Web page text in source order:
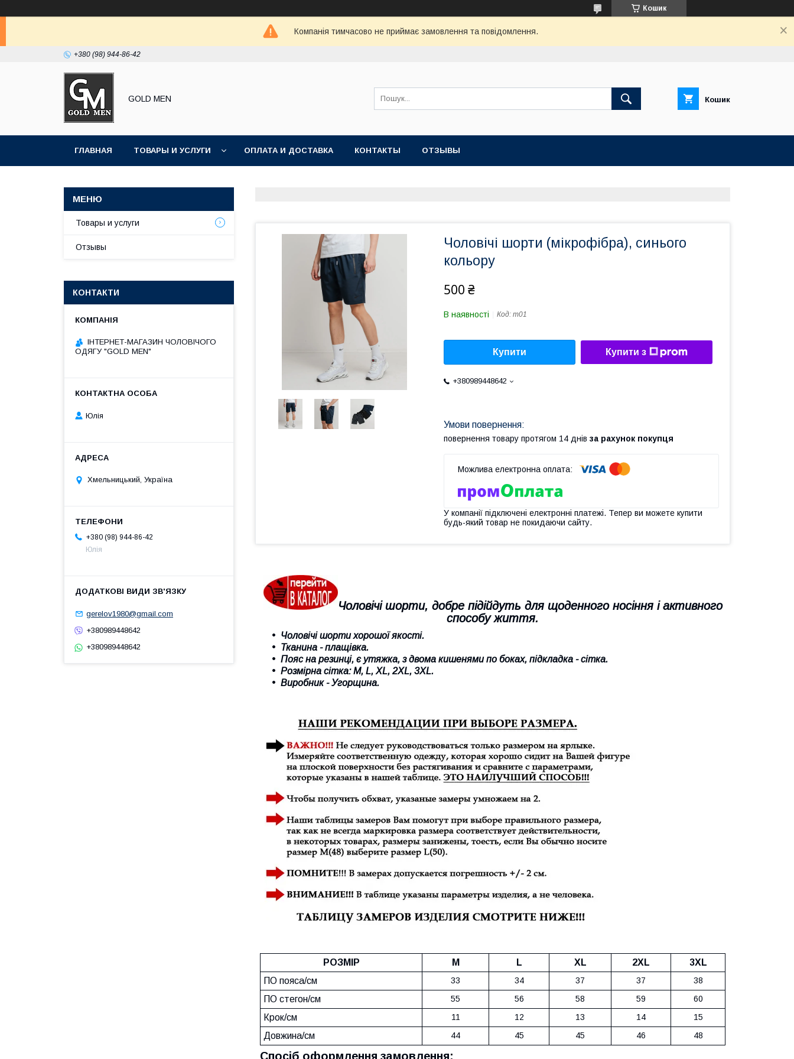
Кошик
Компанія тимчасово не приймає замовлення та повідомлення.
+380 (98) 944-86-42
GOLD MEN Кошик
ГЛАВНАЯ ТОВАРЫ И УСЛУГИ ОПЛАТА И ДОСТАВКА КОНТАКТЫ ОТЗЫВЫ
Чоловічі шорти (мікрофібра), синього
кольору
500 ₴
В наявності Код: m01
Купити Купити з
+380989448642
повернення товару протягом 14 днів за рахунок покупця
У компанії підключені електронні платежі. Тепер ви можете купити
будь-який товар не покидаючи сайту.
Чоловічі шорти, добре підійдуть для щоденного носіння і активного
способу життя.
Чоловічі шорти хорошої якості.
Тканина - плащівка.
Пояс на резинці, є утяжка, з двома кишенями по боках, підкладка - сітка.
Розмірна сітка: M, L, XL, 2XL, 3XL.
Виробник - Угорщина.
РОЗМІР M L XL 2XL
3XL
ПО пояса/см
33 34 37 37 38
ПО стегон/см 55 56 58 59 60
Крок/см 11 12 13 14 15
Довжина/см 44 45 45 46 48
Спосіб оформлення замовлення:
Товары и услуги
Отзывы
КОНТАКТИ
ІНТЕРНЕТ-МАГАЗИН ЧОЛОВІЧОГО
ОДЯГУ "GOLD MEN"
Юлія
Хмельницький, Україна
+380 (98) 944-86-42
Юлія
gerelov1980@gmail.com
+380989448642
+380989448642